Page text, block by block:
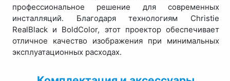
профессиональное решение для современных
инсталляций. Благодаря технологиям Christie
RealBlack и BoldColor, этот проектор обеспечивает
отличное качество изображения при минимальных
эксплуатационных расходах.